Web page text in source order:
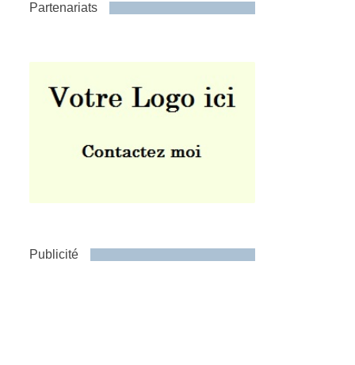
Partenariats
Publicité